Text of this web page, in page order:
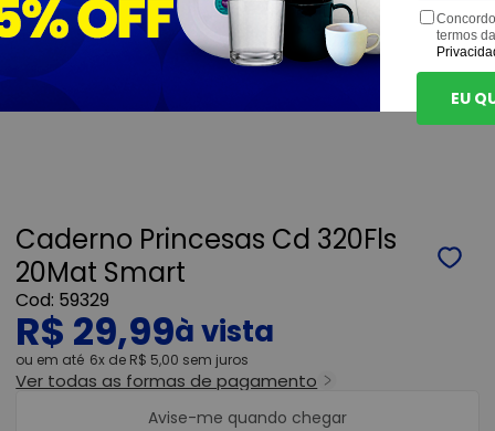
Caderno Princesas Cd 320Fls
20Mat Smart
59329
R$ 29,99
ou 6x de R$ 5,00 sem juros
Ver todas as formas de pagamento
Avise-me quando chegar
termos
EU